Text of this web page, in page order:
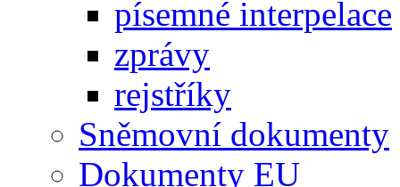
písemné interpelace
zprávy
rejstříky
Sněmovní dokumenty
Dokumenty EU